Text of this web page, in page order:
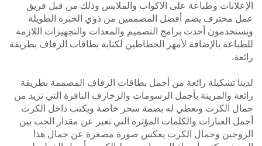
الإعلانات وطباعة على الاكواب والملابس وذلك من قبل فريق
عمل محترف يضم أفضل المصممين من ذوي الخبرة الطويلة
ويستخدمون أحدث برامج التصميم والمعدات والتجهيزات اللازمة
للطباعة بالإضافة لأمهر الخطاطين لكتابة بطاقات الزفاف بطريقة
رائعة.
لدينا تشكيلة رائعة من أجمل بطاقات الزفاف المصممة بطريقة
رائعة والمزينة بأجمل الرسومات والزخارف النافرة التي تزيد من
جمال الكرت وتعطي له بصمة سحر خاصة ويكتب داخل الكرت
أجمل العبارات والكلمات المؤثرة التي تعبر عن مقدار الحب بين
الزوجين وجمال الكرت يعكس صورة مصغرة عن جمال هذا